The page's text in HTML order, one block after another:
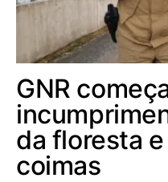
GNR
da floresta
coimas